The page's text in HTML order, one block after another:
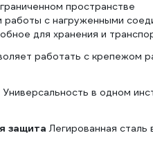
пространстве
работы с нагруженными
для хранения и
работать с крепежом
Универсальность в одном
защита Легированная сталь